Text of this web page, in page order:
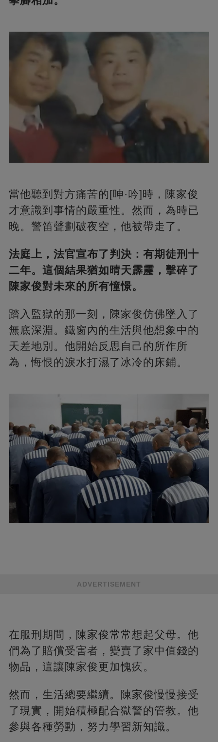
當他聽到對方痛苦的[呻·吟]時，陳家俊
才意識到事情的嚴重性。然而，為時已
晚。警笛聲劃破夜空，他被帶走了。
法庭上，法官宣布了判決：有期徒刑十
二年。這個結果猶如晴天霹靂，擊碎了
陳家俊對未來的所有憧憬。
踏入監獄的那一刻，陳家俊仿佛墜入了
無底深淵。鐵窗內的生活與他想象中的
天差地別。他開始反思自己的所作所
為，悔恨的淚水打濕了冰冷的床鋪。
ADVERTISEMENT
在服刑期間，陳家俊常常想起父母。他
們為了賠償受害者，變賣了家中值錢的
物品，這讓陳家俊更加愧疚。
然而，生活總要繼續。陳家俊慢慢接受
了現實，開始積極配合獄警的管教。他
參與各種勞動，努力學習新知識。